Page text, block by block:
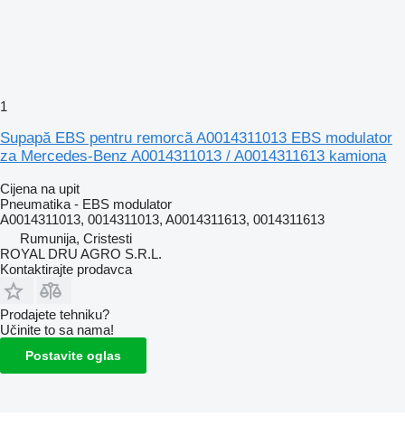
1
Supapă EBS pentru remorcă A0014311013 EBS modulator
za Mercedes-Benz A0014311013 / A0014311613 kamiona
Cijena na upit
Pneumatika - EBS modulator
A0014311013, 0014311013, A0014311613, 0014311613
Rumunija, Cristesti
ROYAL DRU AGRO S.R.L.
Kontaktirajte prodavca
Prodajete tehniku?
Učinite to sa nama!
Postavite oglas